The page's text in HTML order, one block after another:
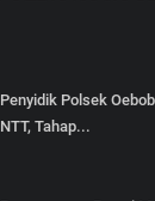
Penyidik Polsek
NTT, Tahap...